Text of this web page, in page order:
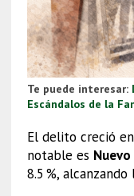
Te puede interesar:
Escándalos de la
El delito creció
notable es
8.5 %,